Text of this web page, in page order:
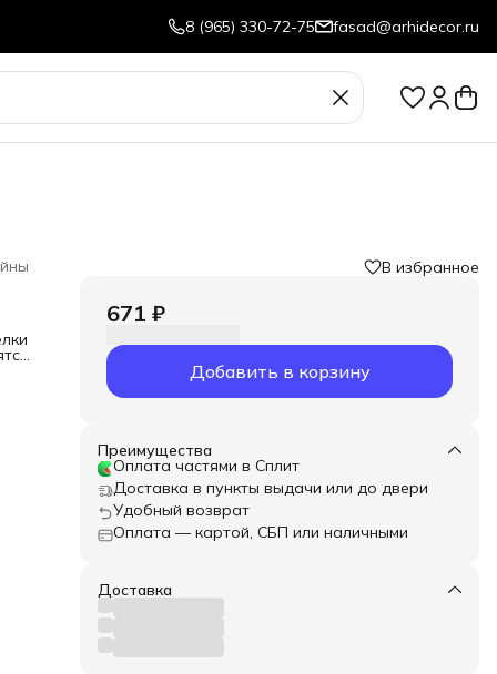
8 (965) 330-72-75 fasad@arhidecor.ru
В избранное
671 ₽
Добавить в корзину
Преимущества
Оплата частями в Сплит
Доставка в пункты выдачи или до двери
Удобный возврат
Оплата — картой, СБП или наличными
Доставка